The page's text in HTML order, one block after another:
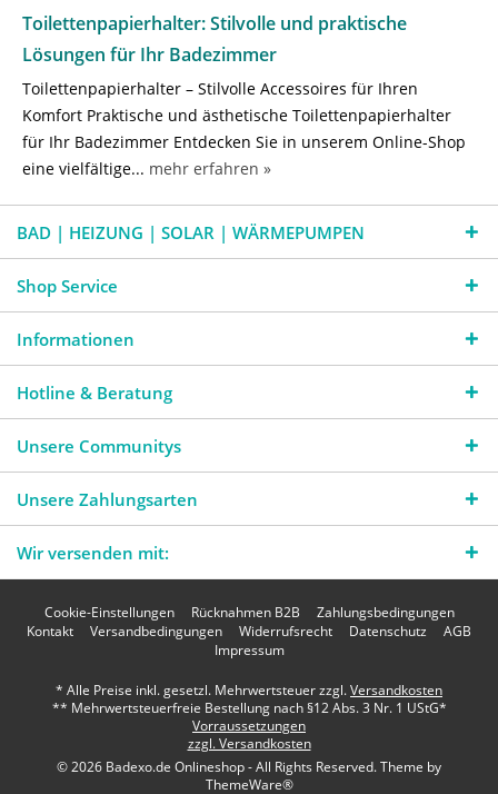
Toilettenpapierhalter: Stilvolle und praktische
Lösungen für Ihr Badezimmer
Toilettenpapierhalter – Stilvolle Accessoires für Ihren
Komfort Praktische und ästhetische Toilettenpapierhalter
für Ihr Badezimmer Entdecken Sie in unserem Online-Shop
eine vielfältige... mehr erfahren »
BAD | HEIZUNG | SOLAR | WÄRMEPUMPEN
Shop Service
Informationen
Hotline & Beratung
Unsere Communitys
Unsere Zahlungsarten
Wir versenden mit:
Cookie-Einstellungen Rücknahmen B2B
Zahlungsbedingungen
Kontakt
Versandbedingungen Widerrufsrecht Datenschutz
AGB
Impressum
* Alle Preise inkl. gesetzl. Mehrwertsteuer zzgl.Versandkosten
** Mehrwertsteuerfreie Bestellung nach §12 Abs. 3 Nr. 1 UStG*
Vorraussetzungen
zzgl. Versandkosten
© 2026 Badexo.de Onlineshop - All Rights Reserved. Theme by
ThemeWare®